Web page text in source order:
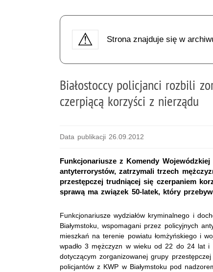
Strona znajduje się w
Białostoccy policjanci rozbili
czerpiącą korzyści z nierządu
Data publikacji 26.09.2012
Funkcjonariusze z Komendy
antyterrorystów, zatrzymali trzech
przestępczej trudniącej się czerpaniem
sprawą ma związek 50-latek, który
Funkcjonariusze wydziałów kryminalnego i
Białymstoku, wspomagani przez policyjnych
mieszkań na terenie powiatu łomżyńskiego i
wpadło 3 mężczyzn w wieku od 22 do 24 lat i
dotyczącym zorganizowanej grupy
policjantów z KWP w Białymstoku pod